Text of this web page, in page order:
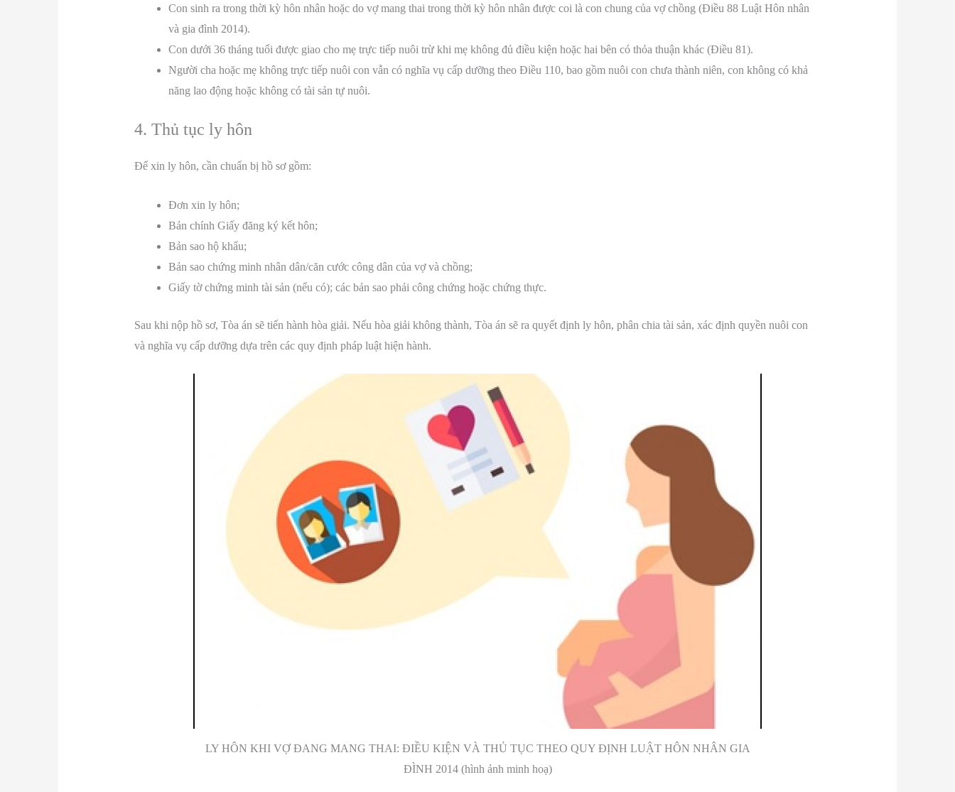
Con sinh ra trong thời kỳ hôn nhân hoặc do vợ mang thai trong thời kỳ hôn nhân được coi là con chung của vợ chồng (Điều 88 Luật Hôn nhân
và gia đình 2014).
Con dưới 36 tháng tuổi được giao cho mẹ trực tiếp nuôi trừ khi mẹ không đủ điều kiện hoặc hai bên có thỏa thuận khác (Điều 81).
Người cha hoặc mẹ không trực tiếp nuôi con vẫn có nghĩa vụ cấp dưỡng theo Điều 110, bao gồm nuôi con chưa thành niên, con không có khả
năng lao động hoặc không có tài sản tự nuôi.
4. Thủ tục ly hôn
Để xin ly hôn, cần chuẩn bị hồ sơ gồm:
Đơn xin ly hôn;
Bản chính Giấy đăng ký kết hôn;
Bản sao hộ khẩu;
Bản sao chứng minh nhân dân/căn cước công dân của vợ và chồng;
Giấy tờ chứng minh tài sản (nếu có); các bản sao phải công chứng hoặc chứng thực.
Sau khi nộp hồ sơ, Tòa án sẽ tiến hành hòa giải. Nếu hòa giải không thành, Tòa án sẽ ra quyết định ly hôn, phân chia tài sản, xác định quyền nuôi con
và nghĩa vụ cấp dưỡng dựa trên các quy định pháp luật hiện hành.
LY HÔN KHI VỢ ĐANG MANG THAI: ĐIỀU KIỆN VÀ THỦ TỤC THEO QUY ĐỊNH LUẬT HÔN NHÂN GIA
ĐÌNH 2014 (hình ảnh minh hoạ)